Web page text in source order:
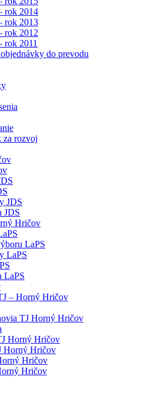
rok 2014
rok 2013
rok 2012
rok 2011
do prevodu
za rozvoj
JDS
JDS
Hričov
LaPS
LaPS
LaPS
– Horný Hričov
TJ Horný Hričov
Horný Hričov
Horný Hričov
Hričov
Hričov